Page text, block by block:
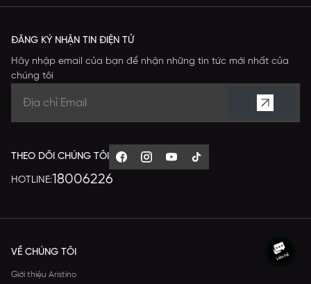
ĐĂNG KÝ NHẬN TIN ĐIỆN TỬ
Hãy nhập email của bạn để nhận những tin tức mới nhất của
chúng tôi
THEO DÕI CHÚNG TÔI
HOTLINE:18006226
VỀ CHÚNG TÔI
Giới thiệu Aristino